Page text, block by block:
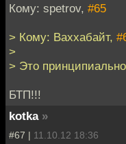
Кому: spetrov, #65
> Кому: Ваххабайт,
>
> Это
БТП!!!
kotka »
#67 | 11.10.12 18:36